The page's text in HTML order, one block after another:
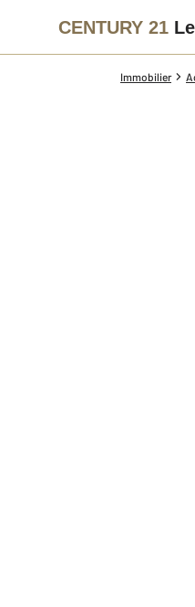
CENTURY 21
Immobilier